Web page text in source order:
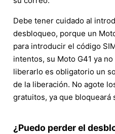
Debe tener cuidado al
desbloqueo, porque un
para introducir el código
intentos, su Moto G41 ya no
liberarlo es obligatorio un
de la liberación. No agote
gratuitos, ya que bloqueará
¿Puedo perder el